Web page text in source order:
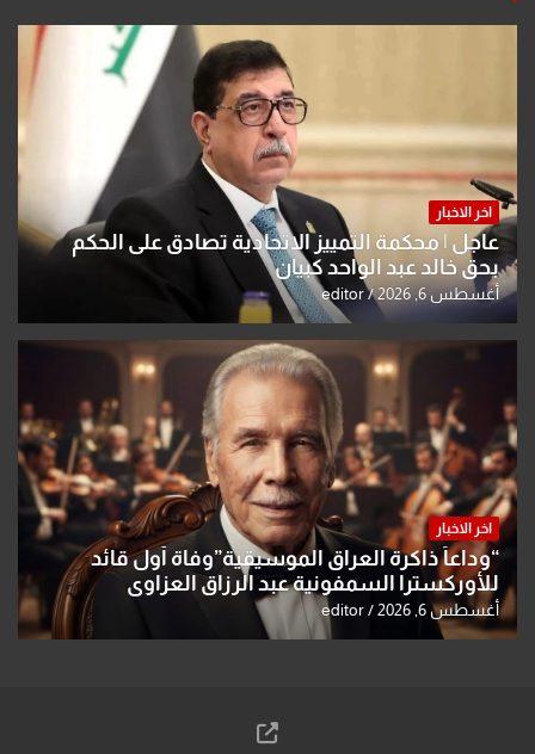
اخر الاخبار
عاجل | محكمة التمييز الاتحادية تصادق على الحكم
بحق خالد عبد الواحد كبيان
أغسطس 6, 2026 editor
اخر الاخبار
“وداعاً ذاكرة العراق الموسيقية”وفاة أول قائد
للأوركسترا السمفونية عبد الرزاق العزاوي
أغسطس 6, 2026 editor